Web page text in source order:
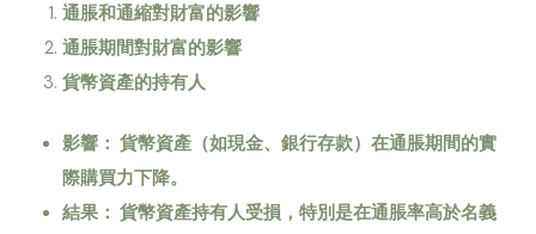
通脹和通縮對財富的影響
通脹期間對財富的影響
貨幣資產的持有人
影響：貨幣資產（如現金、銀行存款）在通脹期間的實
際購買力下降。
結果：貨幣資產持有人受損，特別是在通脹率高於名義